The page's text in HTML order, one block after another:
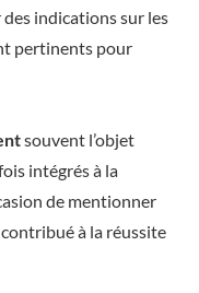
indications sur les
pertinents pour
souvent l’objet
intégrés à la
de mentionner
à la réussite